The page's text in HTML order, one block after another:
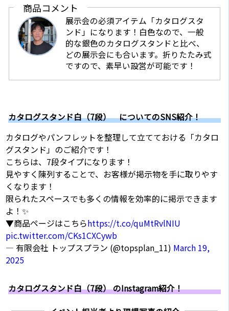
商品コメント
展示会の必須アイテム「カタログスタ
ンド」になります！白色なので、一般
的な銀色のカタログスタンドと比べ、
どの展示会にも合います。折りたたみ式
ですので、素早い設営が可能です！
カタログスタンド白（7段） についてのSNS紹介！
カタログやパンフレットを整理して立てておける「カタロ
グスタンド」のご紹介です！
こちらは、7段タイプになります！
見やすく陳列することで、お客様が掲示物を手に取りやす
くなります！
限られたスペースでも多くの情報を効率的に掲示できます
よ！✨
▼商品ページはこちらhttps://t.co/quMtRvlNIU
pic.twitter.com/CKs1CXCywb
— 有限会社 トップスプラン (@topsplan_11) March 19,
2025
カタログスタンド白（7段） のInstagram紹介！